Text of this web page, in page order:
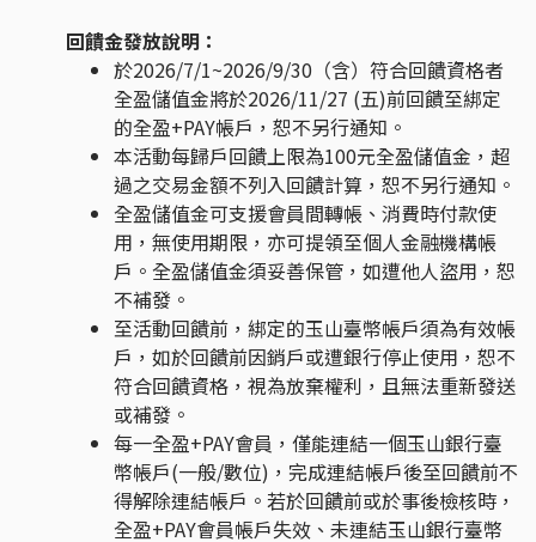
回饋金發放說明：
於2026/7/1~2026/9/30（含）符合回饋資格者
全盈儲值金將於2026/11/27 (五)前回饋至綁定
的全盈+PAY帳戶，恕不另行通知。
本活動每歸戶回饋上限為100元全盈儲值金，超
過之交易金額不列入回饋計算，恕不另行通知。
全盈儲值金可支援會員間轉帳、消費時付款使
用，無使用期限，亦可提領至個人金融機構帳
戶。全盈儲值金須妥善保管，如遭他人盜用，恕
不補發。
至活動回饋前，綁定的玉山臺幣帳戶須為有效帳
戶，如於回饋前因銷戶或遭銀行停止使用，恕不
符合回饋資格，視為放棄權利，且無法重新發送
或補發。
每一全盈+PAY會員，僅能連結一個玉山銀行臺
幣帳戶(一般/數位)，完成連結帳戶後至回饋前不
得解除連結帳戶。若於回饋前或於事後檢核時，
全盈+PAY會員帳戶失效、未連結玉山銀行臺幣